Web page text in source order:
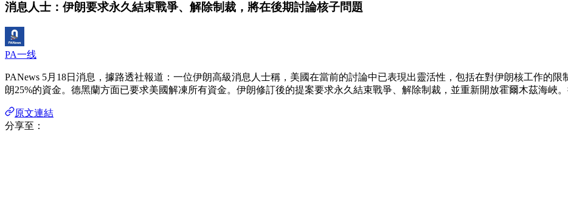
消息人士：伊朗要求永久結束戰爭、解除制裁，將在後期討論核子問題
PA一线
PANews 5月18日消息，據路透社報道：一位伊朗高級消息人士稱，美國在當前的討論中已表現出靈活性，包括在對伊朗核工作的
朗25%的資金。德黑蘭方面已要求美國解凍所有資金。伊朗修訂後的提案要求永久結束戰爭、解除制裁，並重新開放霍爾木茲海峽
原文連結
分享至：